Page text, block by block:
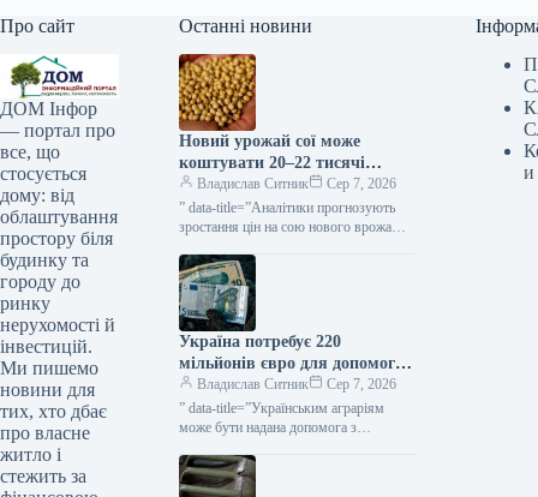
Про сайт
ДОМ Інфор
— портал про
все, що
стосується
дому: від
облаштування
простору біля
будинку та
городу до
ринку
нерухомості й
інвестицій.
Ми пишемо
новини для
тих, хто дбає
про власне
житло і
стежить за
Останні новини
Новий урожай сої може
коштувати 20–22 тисячі
гривень за тонну —
прогнозують аналітики —
КУРКУЛЬ
Владислав Ситник
Сер 7, 2026
” data-title=”Аналітики прогнозують
зростання цін на сою нового врожаю у
Україна потребує 220
мільйонів євро для допомоги
аграріям до початку осінніх
робіт — КУРКУЛЬ
Владислав Ситник
Сер 7, 2026
” data-title=”Українським аграріям
може бути надана допомога з
и